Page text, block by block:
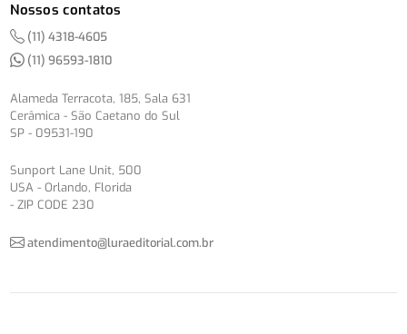
Nossos contatos
(11) 4318-4605
(11) 96593-1810
Alameda Terracota, 185, Sala 631
Cerâmica - São Caetano do Sul
SP - 09531-190
Sunport Lane Unit, 500
USA - Orlando, Florida
- ZIP CODE 230
atendimento@luraeditorial.com.br